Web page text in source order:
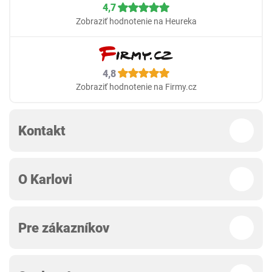
4,7
Zobraziť hodnotenie na Heureka
4,8
Zobraziť hodnotenie na Firmy.cz
Kontakt
O Karlovi
Pre zákazníkov